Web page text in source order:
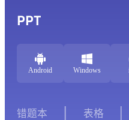
PPT
Android Windows
错题本 表格